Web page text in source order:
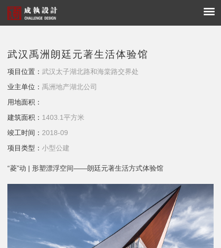
武汉禹洲朗廷元著生活体验馆
项目位置： 武汉太子湖北路和海棠路交界处
业主单位： 禹洲地产湖北公司
用地面积：
建筑面积： 1403.1平方米
竣工时间： 2018-09
项目类型： 小型公建
“菱”动 | 形塑漂浮空间——朗廷元著生活方式体验馆